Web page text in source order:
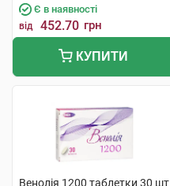
Є в наявності
від 452.70 грн
КУПИТИ
Венолія 1200 таблетки 30 шт